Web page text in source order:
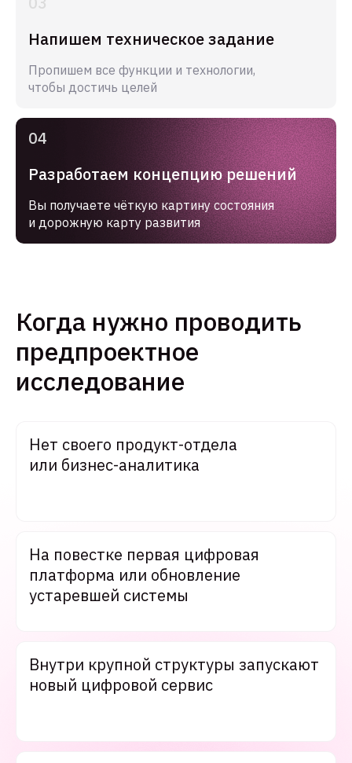
Напишем техническое задание
Пропишем все функции и технологии,
чтобы достичь целей
Разработаем концепцию решений
Вы получаете чёткую картину состояния
и дорожную карту развития
Когда нужно проводить
предпроектное
исследование
Нет своего продукт-отдела
или бизнес-аналитика
На повестке первая цифровая
платформа или обновление
устаревшей системы
Внутри крупной структуры запускают
новый цифровой сервис